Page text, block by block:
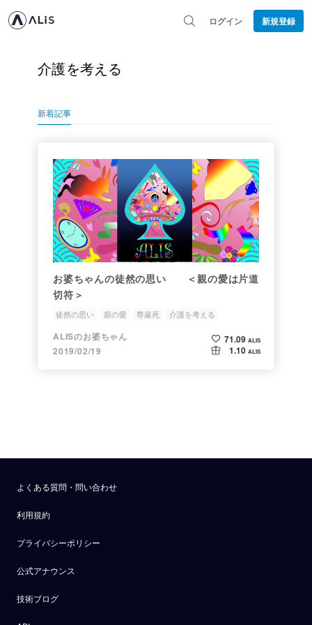
ログイン 新規登録
介護を考える
新着記事
お婆ちゃんの徒然の思い ＜親の愛は片道
切符＞
徒然の思い 親の愛 尊厳死
介護を考える
自分らしく生きる
ALISのお婆ちゃん
2019/02/19
71.09 ALIS
1.10 ALIS
よくある質問・問い合わせ
利用規約
プライバシーポリシー
公式アナウンス
技術ブログ